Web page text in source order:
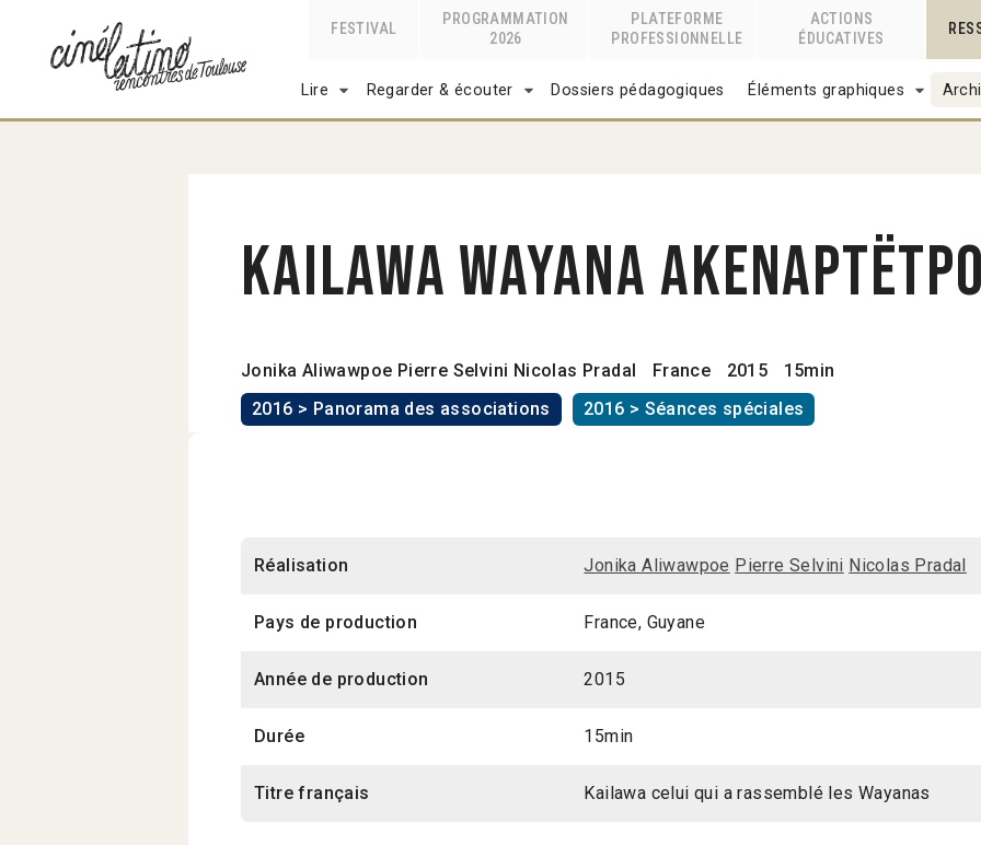
FESTIVAL
PROGRAMMATION
2026
PLATEFORME
PROFESSIONNELLE
ACTIONS
ÉDUCATIVES
Lire Regarder & écouter Dossiers pédagogiques Éléments graphiques
Kailawa Wayana
Jonika Aliwawpoe Pierre Selvini Nicolas Pradal France 2015
15min
2016 > Panorama des associations
2016 > Séances spéciales
Réalisation Jonika Aliwawpoe Pierre Selvini Nicolas Pradal
Pays de production France, Guyane
Année de production 2015
Durée 15min
Titre français Kailawa celui qui a rassemblé les Wayanas